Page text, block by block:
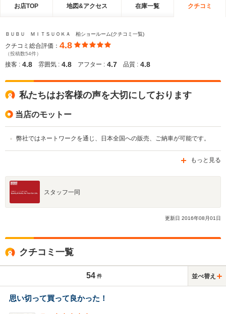
お店TOP 地図&アクセス 在庫一覧 クチコミ
ＢＵＢＵ ＭＩＴＳＵＯＫＡ 柏ショールーム(クチコミ一覧)
クチコミ総合評価： 4.8
（投稿数54件）
接客 : 4.8 雰囲気 : 4.8 アフター : 4.7 品質 : 4.8
私たちはお客様の声を大切にしております
当店のモットー
弊社ではネートワークを通じ、日本全国への販売、ご納車が可能です。
もっと見る
スタッフ一同
更新日 2016年08 月01 日
クチコミ一覧
54 件 並べ替え
思い切って買って良かった！